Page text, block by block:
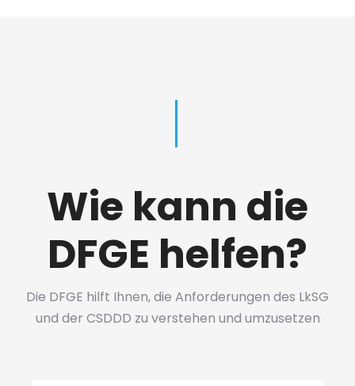
Wie kann die
DFGE helfen?
Die DFGE hilft Ihnen, die Anforderungen des LkSG
und der CSDDD zu verstehen und umzusetzen